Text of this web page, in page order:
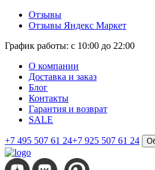
Отзывы
Отзывы Яндекс Маркет
График работы: с 10:00 до 22:00
О компании
Доставка и заказ
Блог
Контакты
Гарантия и возврат
SALE
+7 495 507 61 24+7 925 507 61 24